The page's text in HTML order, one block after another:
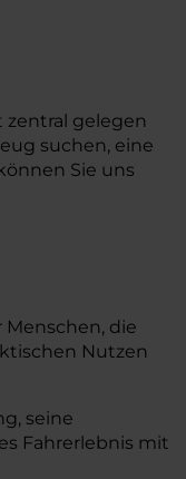
zentral gelegen
suchen, eine
Sie uns
die
Nutzen
seine
Fahrerlebnis mit